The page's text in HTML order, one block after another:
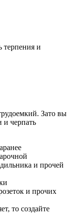
терпения и
Зато вы
и черпать
и прочей
и прочих
то создайте